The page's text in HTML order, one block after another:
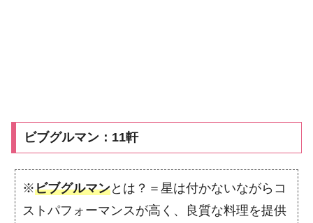
ビブグルマン：11軒
※ビブグルマンとは？＝星は付かないながらコ
ストパフォーマンスが高く、良質な料理を提供